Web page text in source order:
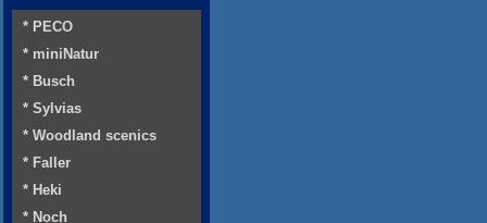
* PECO
* miniNatur
* Busch
* Sylvias
* Woodland scenics
* Faller
* Heki
* Noch